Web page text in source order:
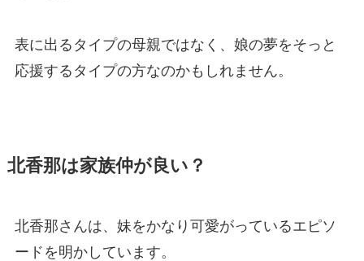
表に出るタイプの母親ではなく、娘の夢をそっと
応援するタイプの方なのかもしれません。
北香那は家族仲が良い？
北香那さんは、妹をかなり可愛がっているエピソ
ードを明かしています。